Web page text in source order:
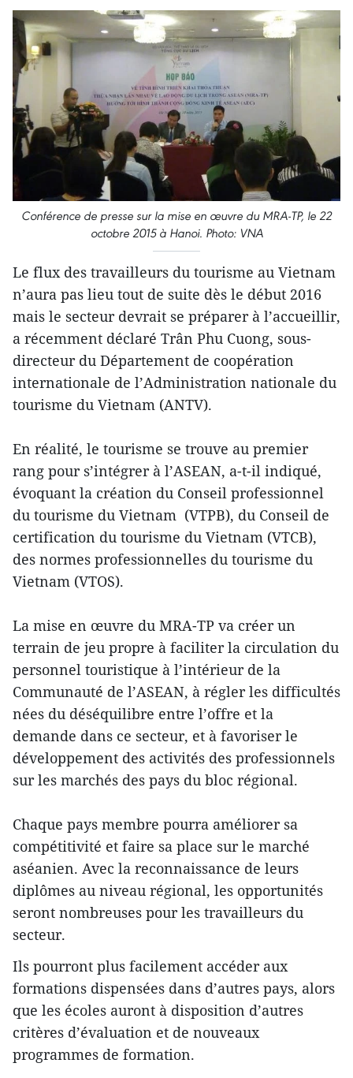
Conférence de presse sur la mise en œuvre du MRA-TP, le 22
octobre 2015 à Hanoi. Photo: VNA
Le flux des travailleurs du tourisme au Vietnam
n’aura pas lieu tout de suite dès le début 2016
mais le secteur devrait se préparer à l’accueillir,
a récemment déclaré Trân Phu Cuong, sous-
directeur du Département de coopération
internationale de l’Administration nationale du
tourisme du Vietnam (ANTV).
En réalité, le tourisme se trouve au premier
rang pour s’intégrer à l’ASEAN, a-t-il indiqué,
évoquant la création du Conseil professionnel
du tourisme du Vietnam (VTPB), du Conseil de
certification du tourisme du Vietnam (VTCB),
des normes professionnelles du tourisme du
Vietnam (VTOS).
La mise en œuvre du MRA-TP va créer un
terrain de jeu propre à faciliter la circulation du
personnel touristique à l’intérieur de la
Communauté de l’ASEAN, à régler les difficultés
nées du déséquilibre entre l’offre et la
demande dans ce secteur, et à favoriser le
développement des activités des professionnels
sur les marchés des pays du bloc régional.
Chaque pays membre pourra améliorer sa
compétitivité et faire sa place sur le marché
aséanien. Avec la reconnaissance de leurs
diplômes au niveau régional, les opportunités
seront nombreuses pour les travailleurs du
secteur.
Ils pourront plus facilement accéder aux
formations dispensées dans d’autres pays, alors
que les écoles auront à disposition d’autres
critères d’évaluation et de nouveaux
programmes de formation.